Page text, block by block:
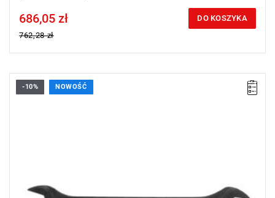
Price tax included
686,05 zł
762,28 zł
DO KOSZYKA
• Rozmiar: 8x9 mm
-10% NOWOŚĆ